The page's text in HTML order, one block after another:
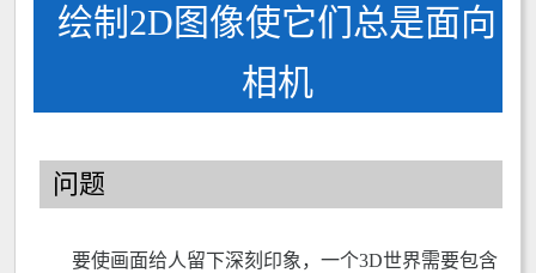
绘制2D图像使它们总是面向
相机
问题
要使画面给人留下深刻印象，一个3D世界需要包含